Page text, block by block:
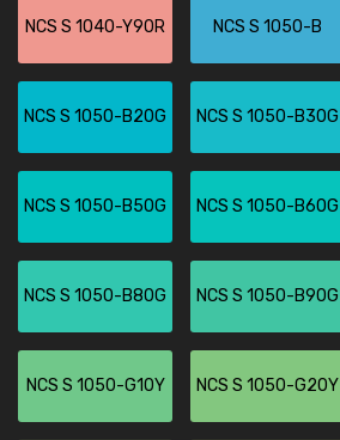
NCS S 1040-Y90R NCS S 1050-B
NCS S 1050-B20G NCS S 1050-B30G
NCS S 1050-B50G NCS S 1050-B60G
NCS S 1050-B80G NCS S 1050-B90G
NCS S 1050-G10Y NCS S 1050-G20Y